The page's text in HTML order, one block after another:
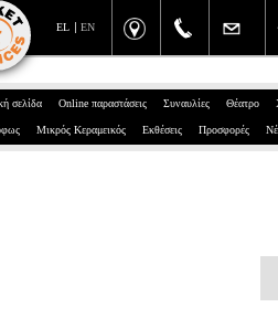
EN
EL
σελίδα Online παραστάσεις Συναυλίες Θέατρο
Μικρός Κεραμεικός Εκθέσεις Προσφορές